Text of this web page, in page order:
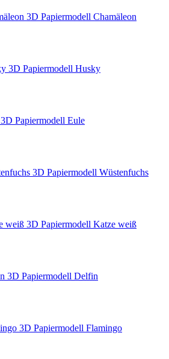
3D Papiermodell Chamäleon
3D Papiermodell Husky
3D Papiermodell Eule
3D Papiermodell Wüstenfuchs
3D Papiermodell Katze weiß
3D Papiermodell Delfin
3D Papiermodell Flamingo